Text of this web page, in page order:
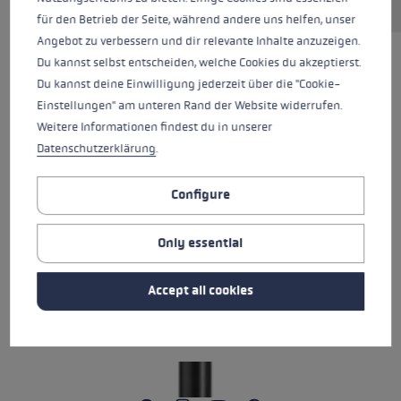
ALL FEATURES
für den Betrieb der Seite, während andere uns helfen, unser
Angebot zu verbessern und dir relevante Inhalte anzuzeigen.
Du kannst selbst entscheiden, welche Cookies du akzeptierst.
Du kannst deine Einwilligung jederzeit über die "Cookie-
Einstellungen" am unteren Rand der Website widerrufen.
Weitere Informationen findest du in unserer
Datenschutzerklärung.
Configure
Only essential
Accept all cookies